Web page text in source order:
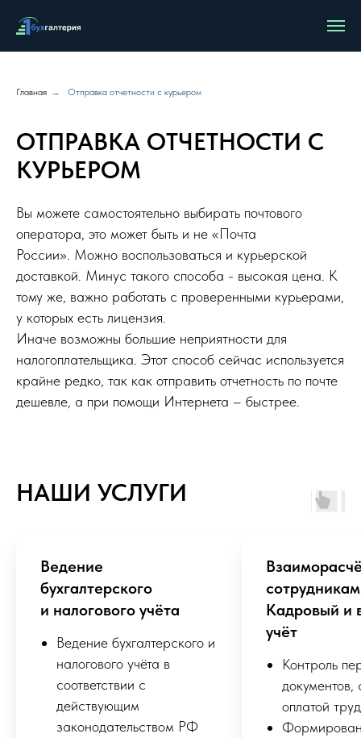
Главная → Отправка отчетности с курьером
ОТПРАВКА ОТЧЕТНОСТИ С
КУРЬЕРОМ
Вы можете самостоятельно выбирать почтового
оператора, это может быть и не «Почта
России». Можно воспользоваться и курьерской
доставкой. Минус такого способа - высокая цена. К
тому же, важно работать с проверенными курьерами,
у которых есть лицензия.
Иначе возможны большие неприятности для
налогоплательщика. Этот способ сейчас используется
крайне редко, так как отправить отчетность по почте
дешевле, а при помощи Интернета – быстрее.
НАШИ УСЛУГИ
Ведение
бухгалтерского
и налогового учёта
Ведение бухгалтерского и
налогового учёта в
соответствии с
действующим
законодательством РФ
Кадровый и
учёт
Контроль
документов,
оплатой